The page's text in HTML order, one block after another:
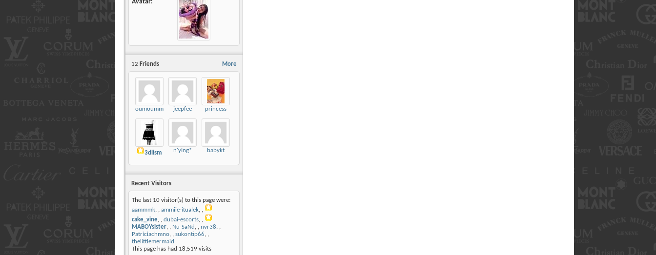
Avatar
More
12 Friends
oumoumm jeepfee princess
3dlism n'yIng* babykt
Recent Visitors
The last 10 visitor(s) to this page were:
aammmk, ammiie-itualek,
cake_vine, dubai-escorts,
MABOYsister, Nu-SaNd , nvr38,
Patriciachmno, sukontip66,
thelittlemermaid
This page has had 18,519visits